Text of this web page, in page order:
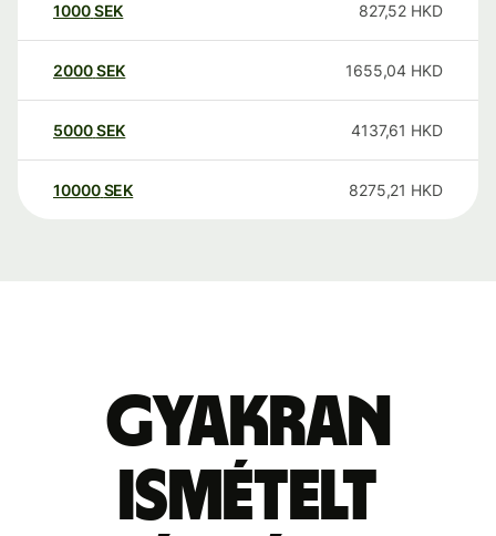
1000SEK 827,52 HKD
2000SEK 1655,04 HKD
5000SEK 4137,61 HKD
10000 SEK 8275,21 HKD
Gyakran
ismételt